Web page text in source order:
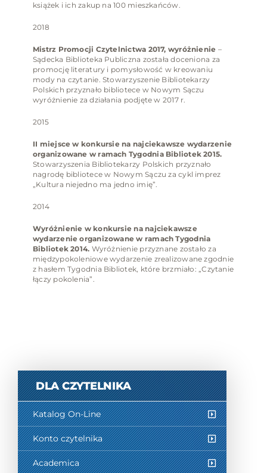
książek i ich zakup na 100 mieszkańców.
2018
Mistrz Promocji Czytelnictwa 2017, wyróżnienie –
Sądecka Biblioteka Publiczna została doceniona za
promocję literatury i pomysłowość w kreowaniu
mody na czytanie. Stowarzyszenie Bibliotekarzy
Polskich przyznało bibliotece w Nowym Sączu
wyróżnienie za działania podjęte w 2017 r.
2015
II miejsce w konkursie na najciekawsze wydarzenie
organizowane w ramach Tygodnia Bibliotek 2015.
Stowarzyszenia Bibliotekarzy Polskich przyznało
nagrodę bibliotece w Nowym Sączu za cykl imprez
„Kultura niejedno ma jedno imię”.
2014
Wyróżnienie w konkursie na najciekawsze
wydarzenie organizowane w ramach Tygodnia
Bibliotek 2014. Wyróżnienie przyznane zostało za
międzypokoleniowe wydarzenie zrealizowane zgodnie
z hasłem Tygodnia Bibliotek, które brzmiało: „Czytanie
łączy pokolenia”.
DLA CZYTELNIKA
Katalog On-Line
Konto czytelnika
Academica